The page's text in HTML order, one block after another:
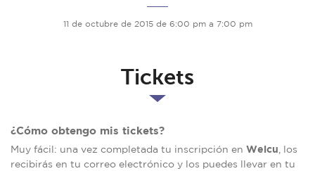
11 de octubre de 2015 de 6:00 pm a 7:00 pm
Tickets
¿Cómo obtengo mis tickets?
Muy fácil: una vez completada tu inscripción en Welcu , los
recibirás en tu correo electrónico y los puedes llevar en tu